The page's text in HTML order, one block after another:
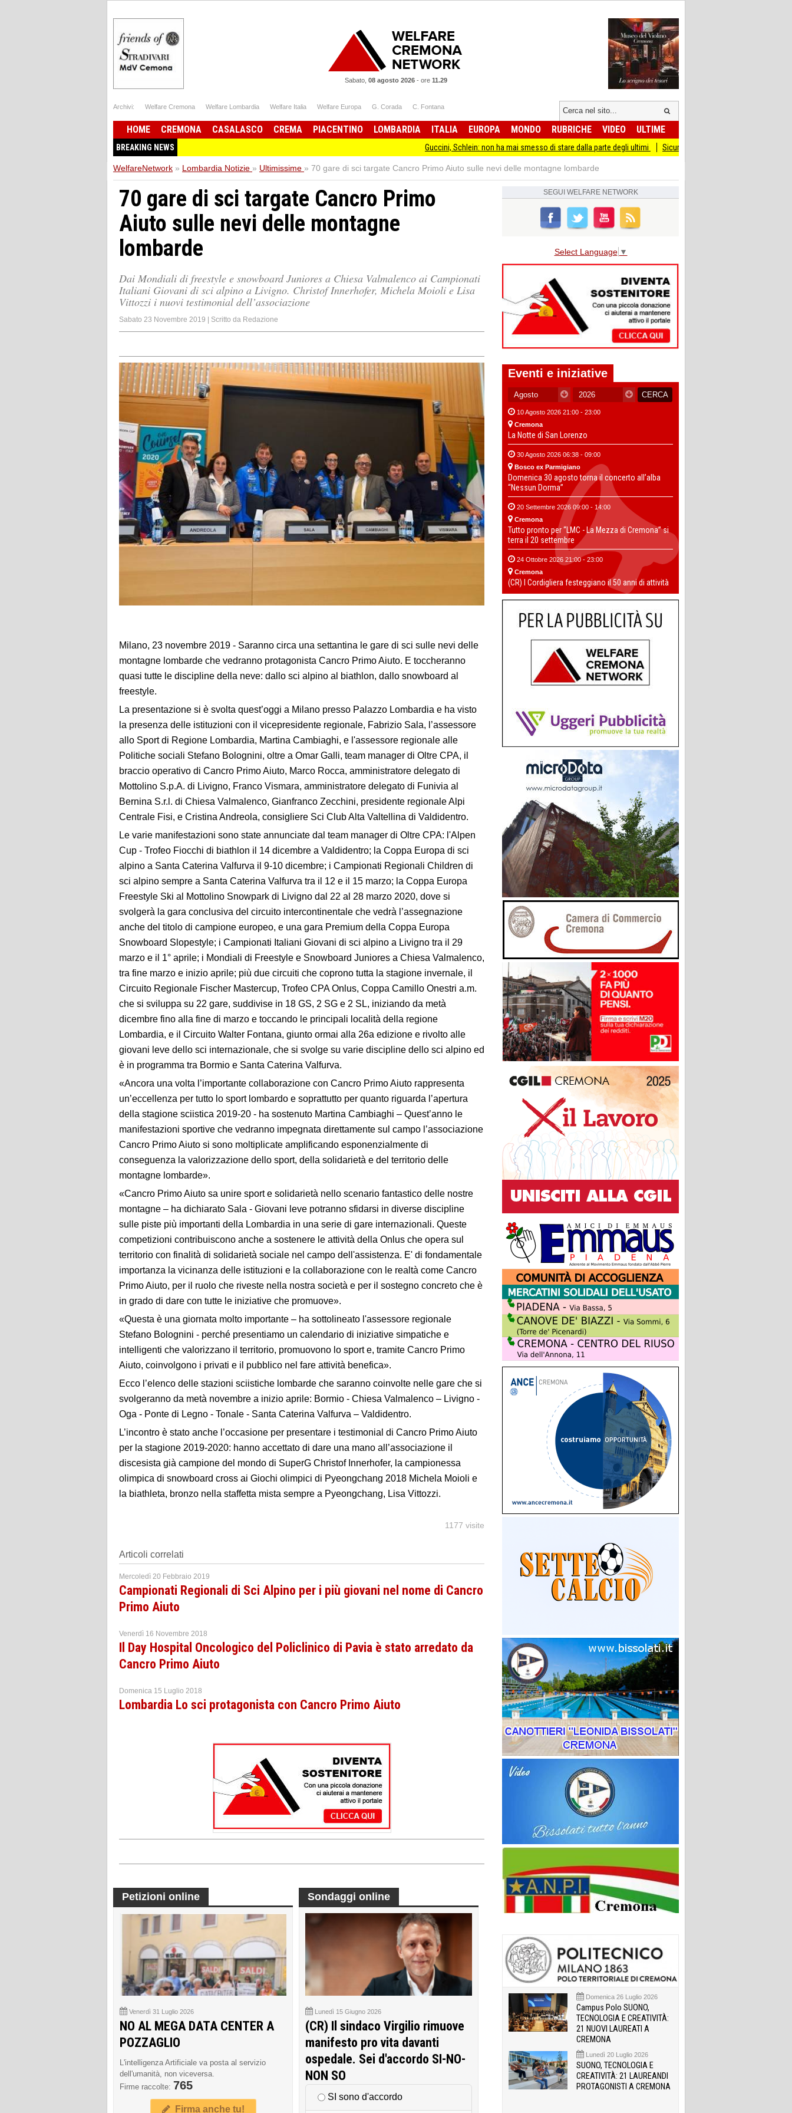
Sabato, 08 agosto 2026 - ore 11.29
Archivi: Welfare Cremona Welfare Lombardia Welfare Italia Welfare Europa G. Corada C. Fontana
HOME CREMONA CASALASCO CREMA PIACENTINO LOMBARDIA ITALIA EUROPA MONDO RUBRICHE VIDEO ULTIME
BREAKING NEWS Guccini, Schlein: non ha mai smesso di stare dalla parte degli ultimi Sicurezza I Giovani Democratici ribattono ai
WelfareNetwork » Lombardia Notizie » Ultimissime » 70 gare di sci targate Cancro Primo Aiuto sulle nevi delle montagne lombarde
70 gare di sci targate Cancro Primo
Aiuto sulle nevi delle montagne
lombarde
Dai Mondiali di freestyle e snowboard Juniores a Chiesa Valmalenco ai Campionati
Italiani Giovani di sci alpino a Livigno. Christof Innerhofer, Michela Moioli e Lisa
Vittozzi i nuovi testimonial dell’associazione
Sabato 23 Novembre 2019 | Scritto da Redazione
Milano, 23 novembre 2019 - Saranno circa una settantina le gare di sci sulle nevi delle
montagne lombarde che vedranno protagonista Cancro Primo Aiuto. E toccheranno
quasi tutte le discipline della neve: dallo sci alpino al biathlon, dallo snowboard al
freestyle.
La presentazione si è svolta quest’oggi a Milano presso Palazzo Lombardia e ha visto
la presenza delle istituzioni con il vicepresidente regionale, Fabrizio Sala, l’assessore
allo Sport di Regione Lombardia, Martina Cambiaghi, e l'assessore regionale alle
Politiche sociali Stefano Bolognini, oltre a Omar Galli, team manager di Oltre CPA, il
braccio operativo di Cancro Primo Aiuto, Marco Rocca, amministratore delegato di
Mottolino S.p.A. di Livigno, Franco Vismara, amministratore delegato di Funivia al
Bernina S.r.l. di Chiesa Valmalenco, Gianfranco Zecchini, presidente regionale Alpi
Centrale Fisi, e Cristina Andreola, consigliere Sci Club Alta Valtellina di Valdidentro.
Le varie manifestazioni sono state annunciate dal team manager di Oltre CPA: l'Alpen
Cup - Trofeo Fiocchi di biathlon il 14 dicembre a Valdidentro; la Coppa Europa di sci
alpino a Santa Caterina Valfurva il 9-10 dicembre; i Campionati Regionali Children di
sci alpino sempre a Santa Caterina Valfurva tra il 12 e il 15 marzo; la Coppa Europa
Freestyle Ski al Mottolino Snowpark di Livigno dal 22 al 28 marzo 2020, dove si
svolgerà la gara conclusiva del circuito intercontinentale che vedrà l’assegnazione
anche del titolo di campione europeo, e una gara Premium della Coppa Europa
Snowboard Slopestyle; i Campionati Italiani Giovani di sci alpino a Livigno tra il 29
marzo e il 1° aprile; i Mondiali di Freestyle e Snowboard Juniores a Chiesa Valmalenco,
tra fine marzo e inizio aprile; più due circuiti che coprono tutta la stagione invernale, il
Circuito Regionale Fischer Mastercup, Trofeo CPA Onlus, Coppa Camillo Onestri a.m.
che si sviluppa su 22 gare, suddivise in 18 GS, 2 SG e 2 SL, iniziando da metà
dicembre fino alla fine di marzo e toccando le principali località della regione
Lombardia, e il Circuito Walter Fontana, giunto ormai alla 26a edizione e rivolto alle
giovani leve dello sci internazionale, che si svolge su varie discipline dello sci alpino ed
è in programma tra Bormio e Santa Caterina Valfurva.
«Ancora una volta l’importante collaborazione con Cancro Primo Aiuto rappresenta
un’eccellenza per tutto lo sport lombardo e soprattutto per quanto riguarda l’apertura
della stagione sciistica 2019-20 - ha sostenuto Martina Cambiaghi – Quest’anno le
manifestazioni sportive che vedranno impegnata direttamente sul campo l’associazione
Cancro Primo Aiuto si sono moltiplicate amplificando esponenzialmente di
conseguenza la valorizzazione dello sport, della solidarietà e del territorio delle
montagne lombarde».
«Cancro Primo Aiuto sa unire sport e solidarietà nello scenario fantastico delle nostre
montagne – ha dichiarato Sala - Giovani leve potranno sfidarsi in diverse discipline
sulle piste più importanti della Lombardia in una serie di gare internazionali. Queste
competizioni contribuiscono anche a sostenere le attività della Onlus che opera sul
territorio con finalità di solidarietà sociale nel campo dell'assistenza. E' di fondamentale
importanza la vicinanza delle istituzioni e la collaborazione con le realtà come Cancro
Primo Aiuto, per il ruolo che riveste nella nostra società e per il sostegno concreto che è
in grado di dare con tutte le iniziative che promuove».
«Questa è una giornata molto importante – ha sottolineato l'assessore regionale
Stefano Bolognini - perché presentiamo un calendario di iniziative simpatiche e
intelligenti che valorizzano il territorio, promuovono lo sport e, tramite Cancro Primo
Aiuto, coinvolgono i privati e il pubblico nel fare attività benefica».
Ecco l’elenco delle stazioni sciistiche lombarde che saranno coinvolte nelle gare che si
svolgeranno da metà novembre a inizio aprile: Bormio - Chiesa Valmalenco – Livigno -
Oga - Ponte di Legno - Tonale - Santa Caterina Valfurva – Valdidentro.
L’incontro è stato anche l’occasione per presentare i testimonial di Cancro Primo Aiuto
per la stagione 2019-2020: hanno accettato di dare una mano all’associazione il
discesista già campione del mondo di SuperG Christof Innerhofer, la campionessa
olimpica di snowboard cross ai Giochi olimpici di Pyeongchang 2018 Michela Moioli e
la biathleta, bronzo nella staffetta mista sempre a Pyeongchang, Lisa Vittozzi.
1177 visite
Articoli correlati
Mercoledì 20 Febbraio 2019
Campionati Regionali di Sci Alpino per i più giovani nel nome di Cancro
Primo Aiuto
Venerdì 16 Novembre 2018
Il Day Hospital Oncologico del Policlinico di Pavia è stato arredato da
Cancro Primo Aiuto
Domenica 15 Luglio 2018
Lombardia Lo sci protagonista con Cancro Primo Aiuto
Petizioni online
Venerdì 31 Luglio 2026
NO AL MEGA DATA CENTER A
POZZAGLIO
L'intelligenza Artificiale va posta al servizio
dell'umanità, non viceversa.
Firme raccolte: 765
Firma anche tu!
Sondaggi online
Lunedì 15 Giugno 2026
(CR) Il sindaco Virgilio rimuove
manifesto pro vita davanti
ospedale. Sei d'accordo SI-NO-
NON SO
SI sono d'accordo
SEGUI WELFARE NETWORK
Select Language ▼
Eventi e iniziative
10 Agosto 2026 21:00 - 23:00
Cremona
La Notte di San Lorenzo
30 Agosto 2026 06:38 - 09:00
Bosco ex Parmigiano
Domenica 30 agosto torna il concerto all’alba
“Nessun Dorma”
20 Settembre 2026 09:00 - 14:00
Cremona
Tutto pronto per “LMC - La Mezza di Cremona” si
terra il 20 settembre
24 Ottobre 2026 21:00 - 23:00
Cremona
(CR) I Cordigliera festeggiano il 50 anni di attività
Domenica 26 Luglio 2026
Campus Polo SUONO,
TECNOLOGIA E CREATIVITÀ:
21 NUOVI LAUREATI A
CREMONA
Lunedì 20 Luglio 2026
SUONO, TECNOLOGIA E
CREATIVITÀ: 21 LAUREANDI
PROTAGONISTI A CREMONA